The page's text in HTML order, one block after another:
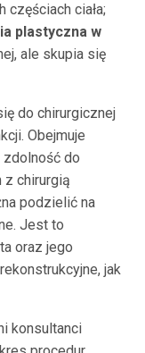
ciała;
plastyczna w
ale skupia się
do chirurgicznej
Obejmuje
do
z chirurgią
podzielić na
Jest to
oraz jego
jak
konsultanci